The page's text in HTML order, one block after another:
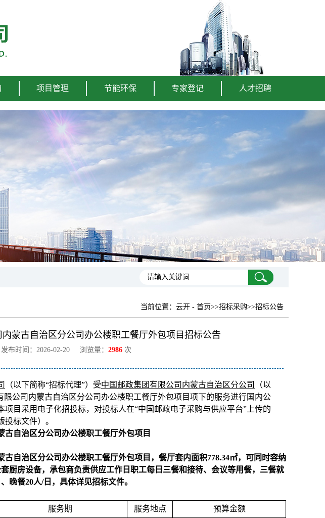
项目管理 节能环保 专家登记 人才招聘
当前位置： 云开 - 首页>>招标采购>>招标公告
蒙古自治区分公司办公楼职工餐厅外包项目招标公告
发布时间：2026-02-20 浏览量： 2986 次
（以下简称“招标代理”）受中国邮政集团有限公司内蒙古自治区分公司
（以
限公司内蒙古自治区分公司办公楼职工餐厅外包项目项下的服务进行国内公
目采用电子化招投标，对投标人在“中国邮政电子采购与供应平台”上传的
标文件）。
自治区分公司办公楼职工餐厅外包项目
自治区分公司办公楼职工餐厅外包项目，餐厅套内面积778.34㎡，可同时容纳
厨房设备，承包商负责供应工作日职工每日三餐和接待、会议等用餐，三餐就
晚餐20人/日，具体详见招标文件。
服务期 服务地点 预算金额